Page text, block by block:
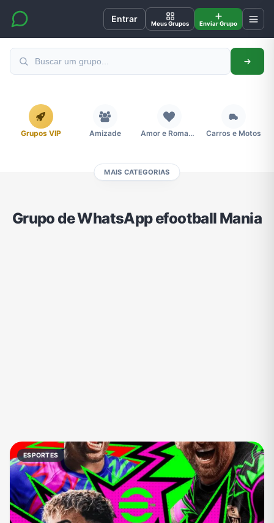
Entrar Meus Grupos Enviar Grupo
Grupos VIP Amizade Amor e Romance Carros e Motos
Moda e Beleza Música Namoro Negócios & Empreendedorismo
Notícias Outros Política Profissões
MAIS CATEGORIAS
Grupo de WhatsApp efootball Mania
ESPORTES